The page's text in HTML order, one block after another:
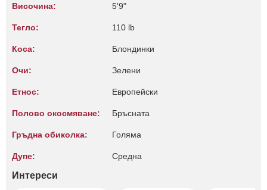
Височина: 5'9"
Тегло: 110 lb
Коса: Блондинки
Очи: Зелени
Етнос: Европейски
Полово окосмяване: Бръсната
Гръдна обиколка: Голяма
Дупе: Среднa
Интереси